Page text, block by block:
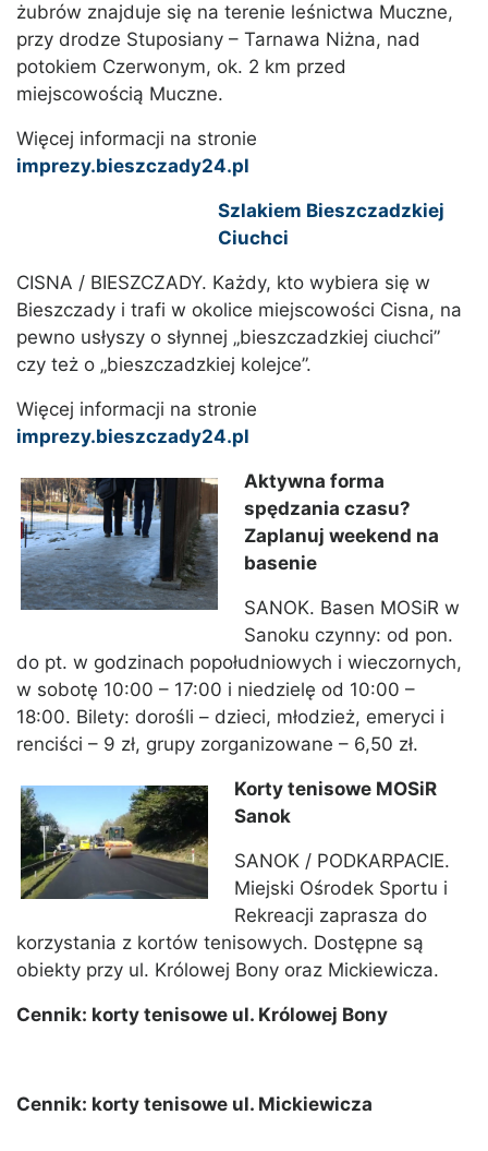
żubrów znajduje się na terenie leśnictwa Muczne,
przy drodze Stuposiany – Tarnawa Niżna, nad
potokiem Czerwonym, ok. 2 km przed
miejscowością Muczne.
Więcej informacji na stronie
imprezy.bieszczady24.pl
Szlakiem Bieszczadzkiej
Ciuchci
CISNA / BIESZCZADY. Każdy, kto wybiera się w
Bieszczady i trafi w okolice miejscowości Cisna, na
pewno usłyszy o słynnej „bieszczadzkiej ciuchci”
czy też o „bieszczadzkiej kolejce”.
Więcej informacji na stronie
imprezy.bieszczady24.pl
Aktywna forma
spędzania czasu?
Zaplanuj weekend na
basenie
SANOK. Basen MOSiR w
Sanoku czynny: od pon.
do pt. w godzinach popołudniowych i wieczornych,
w sobotę 10:00 – 17:00 i niedzielę od 10:00 –
18:00. Bilety: dorośli – dzieci, młodzież, emeryci i
renciści – 9 zł, grupy zorganizowane – 6,50 zł.
Korty tenisowe MOSiR
Sanok
SANOK / PODKARPACIE.
Miejski Ośrodek Sportu i
Rekreacji zaprasza do
korzystania z kortów tenisowych. Dostępne są
obiekty przy ul. Królowej Bony oraz Mickiewicza.
Cennik: korty tenisowe ul. Królowej Bony
Cennik: korty tenisowe ul. Mickiewicza